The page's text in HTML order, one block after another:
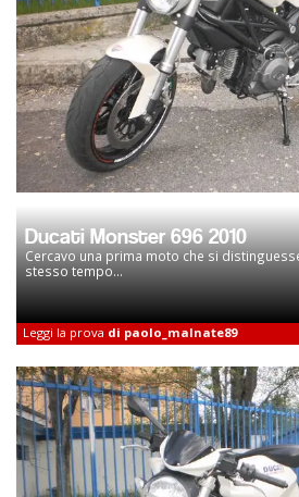
Ducati Monster 696 2010
Cercavo una prima moto che si
stesso tempo...
Leggi la prova di paolo_malnate89